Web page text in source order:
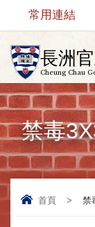
長洲
Cheung Chau
常用連結
禁毒
首頁 > 禁